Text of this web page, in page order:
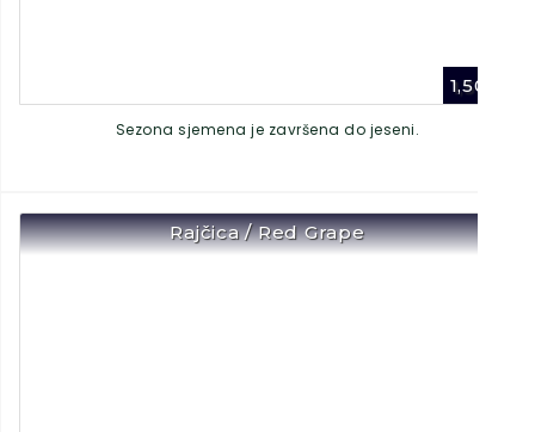
1,50
Sezona sjemena je završena do jeseni.
Rajčica / Red Grape